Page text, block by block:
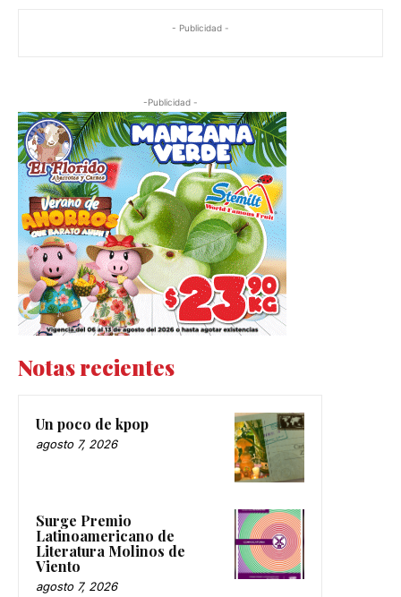
- Publicidad -
-Publicidad -
Notas recientes
Un poco de kpop
agosto 7, 2026
Surge Premio
Latinoamericano de
Literatura Molinos de
Viento
agosto 7, 2026